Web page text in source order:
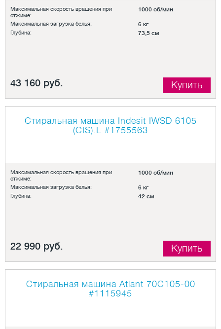
Максимальная скорость вращения при
отжиме:
1000 об/мин
Максимальная загрузка белья: 6 кг
Глубина: 73,5 см
43 160 руб. Купить
Стиральная машина Indesit IWSD 6105
(CIS).L #1755563
Максимальная скорость вращения при
отжиме:
1000 об/мин
Максимальная загрузка белья: 6 кг
Глубина: 42 см
22 990 руб. Купить
Стиральная машина Atlant 70С105-00
#1115945